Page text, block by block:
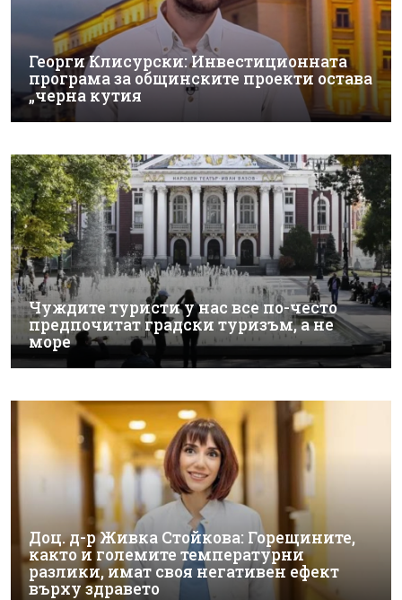
Георги Клисурски: Инвестиционната
програма за общинските проекти остава
„черна кутия
Чуждите туристи у нас все по-често
предпочитат градски туризъм, а не
море
Доц. д-р Живка Стойкова: Горещините,
както и големите температурни
разлики, имат своя негативен ефект
върху здравето